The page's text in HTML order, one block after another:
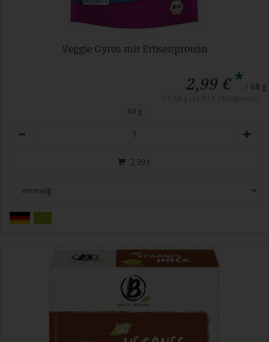
Veggie Gyros mit Erbsenprotein
2,99 €* / 68 g
68 g
2,99 €